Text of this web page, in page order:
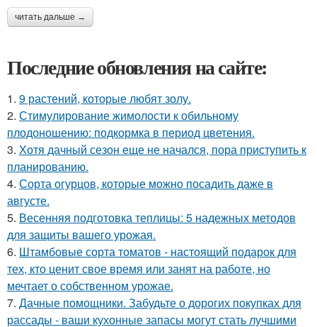
читать дальше →
Последние обновления на сайте:
1. 9 растений, которые любят золу.
2. Стимулирование жимолости к обильному
плодоношению: подкормка в период цветения.
3. Хотя дачный сезон еще не начался, пора приступить к
планированию.
4. Сорта огурцов, которые можно посадить даже в
августе.
5. Весенняя подготовка теплицы: 5 надежных методов
для защиты вашего урожая.
6. Штамбовые сорта томатов - настоящий подарок для
тех, кто ценит свое время или занят на работе, но
мечтает о собственном урожае.
7. Дачные помощники. Забудьте о дорогих покупках для
рассады - ваши кухонные запасы могут стать лучшими